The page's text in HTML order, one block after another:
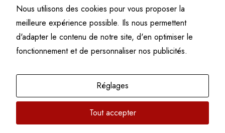
©Fine art numismatics– Tous droits réservés.
Politique de confidentialitéConditions générales de vente et d’utilisation
Mentions légales
Nous utilisons des cookies pour vous proposer la
meilleure expérience possible. Ils nous permettent
d'adapter le contenu de notre site, d'en optimiser le
fonctionnement et de personnaliser nos publicités.
Réglages
Tout accepter
fonctionnalité
et la
structure du
site Web, en
l'usage qu'il